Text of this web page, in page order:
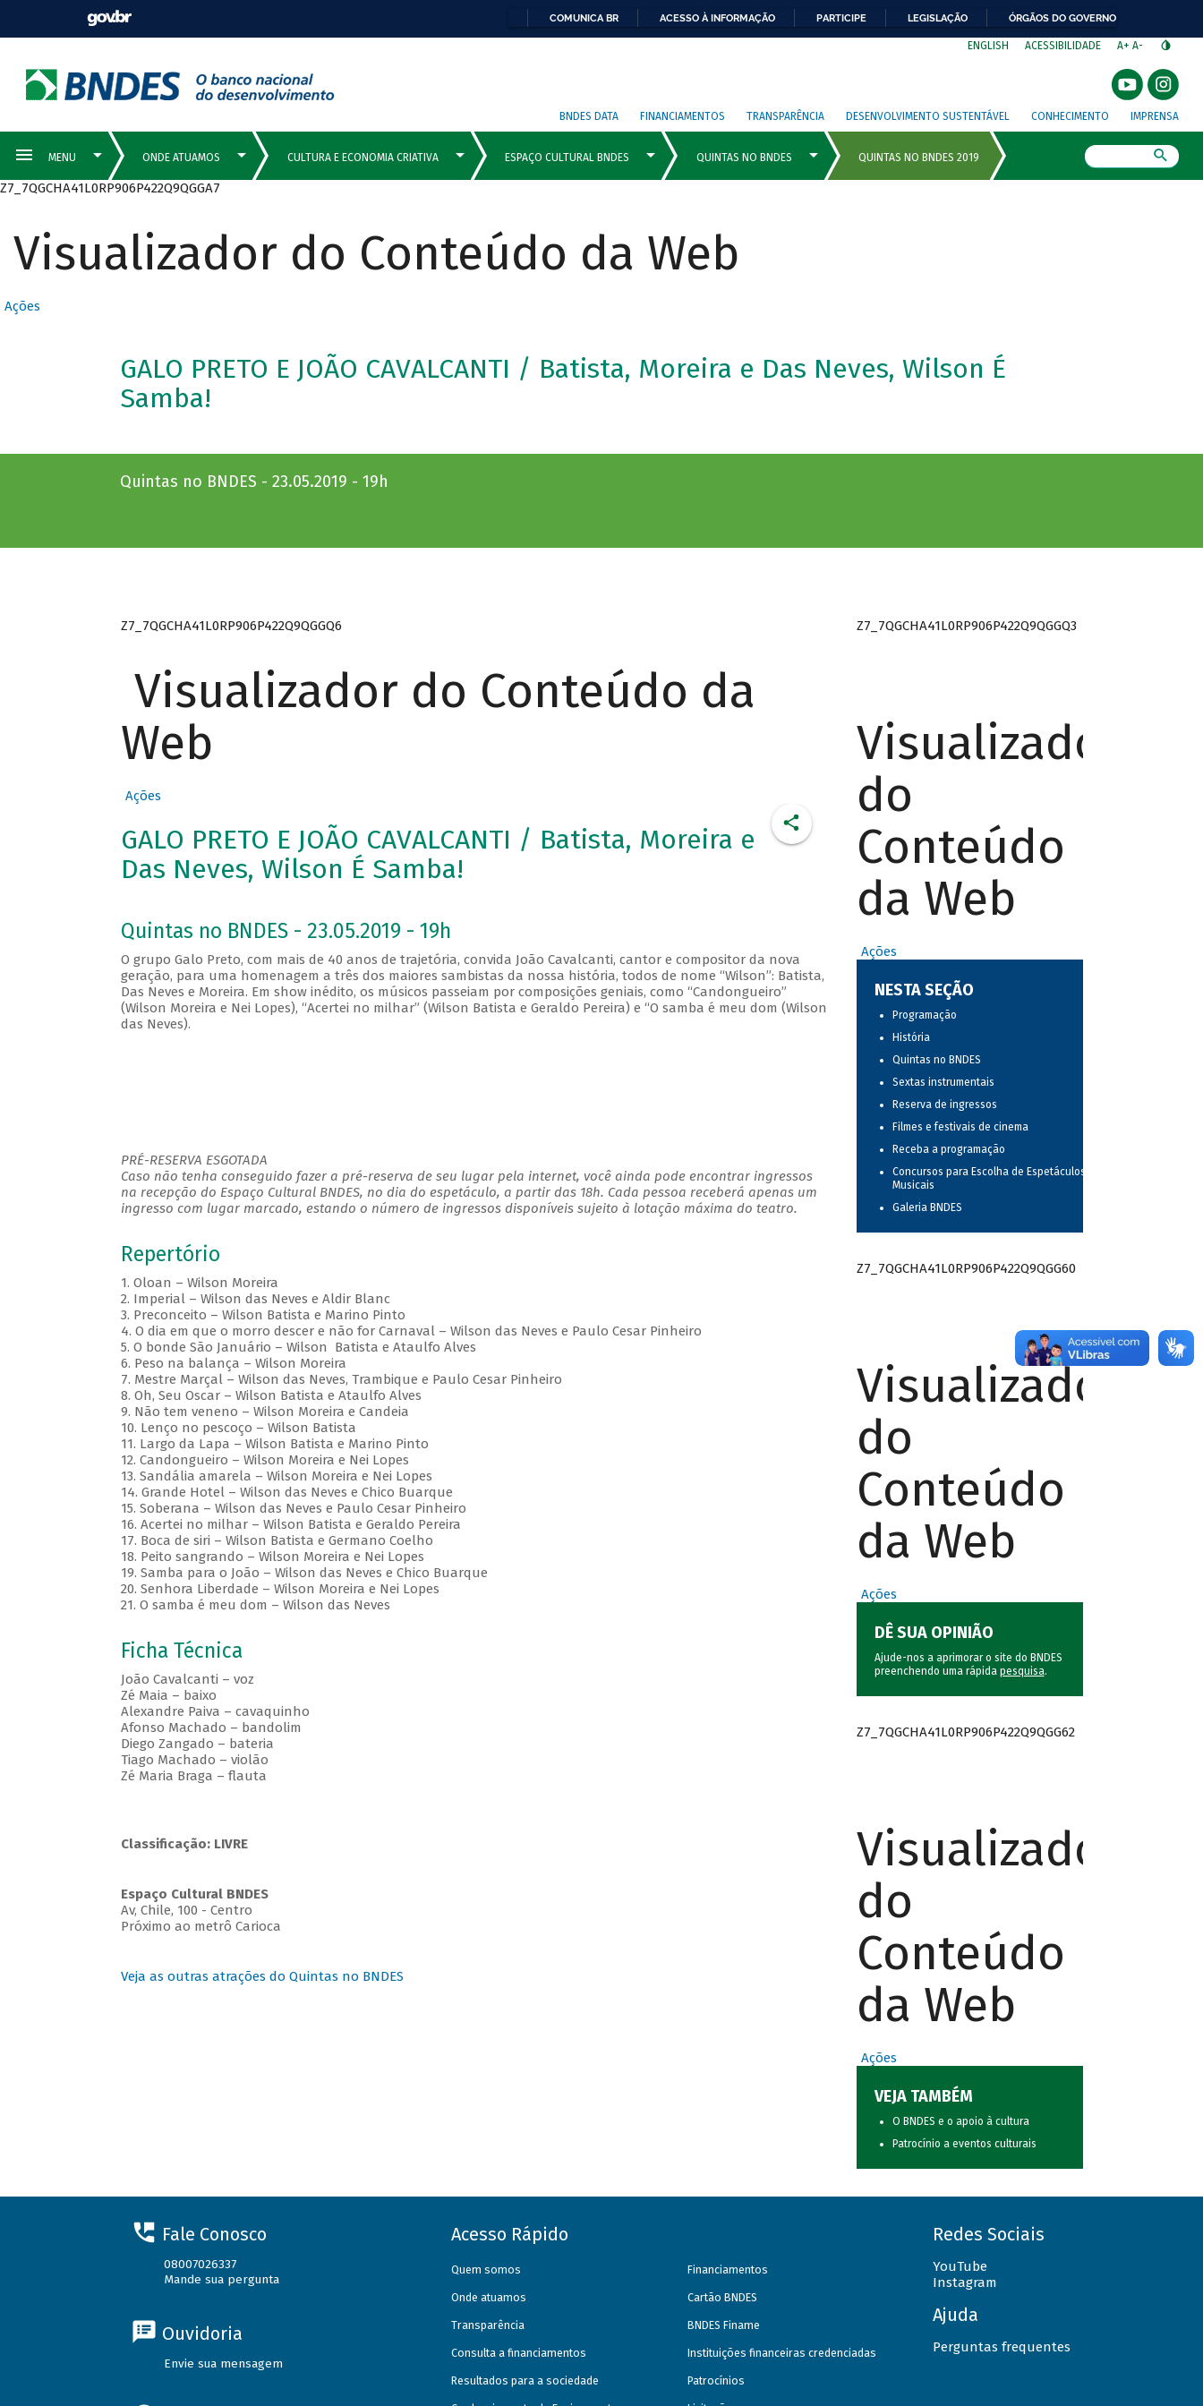
COMUNICA BR ACESSO À INFORMAÇÃO PARTICIPE LEGISLAÇÃO ÓRGÃOS DO GOVERNO
ENGLISH ACESSIBILIDADE A+ A-
BNDES DATA FINANCIAMENTOS TRANSPARÊNCIA DESENVOLVIMENTO SUSTENTÁVEL CONHECIMENTO IMPRENSA
Z7_7QGCHA41L0RP906P422Q9QGGA7
Visualizador do Conteúdo da Web
Ações
GALO PRETO E JOÃO CAVALCANTI / Batista, Moreira e Das Neves, Wilson É
Samba!
Quintas no BNDES - 23.05.2019 - 19h
Z7_7QGCHA41L0RP906P422Q9QGGQ6
Visualizador do Conteúdo da
Web
Ações
GALO PRETO E JOÃO CAVALCANTI / Batista, Moreira e
Das Neves, Wilson É Samba!
Quintas no BNDES - 23.05.2019 - 19h
O grupo Galo Preto, com mais de 40 anos de trajetória, convida João Cavalcanti, cantor e compositor da nova
geração, para uma homenagem a três dos maiores sambistas da nossa história, todos de nome “Wilson”: Batista,
Das Neves e Moreira. Em show inédito, os músicos passeiam por composições geniais, como “Candongueiro”
(Wilson Moreira e Nei Lopes), “Acertei no milhar” (Wilson Batista e Geraldo Pereira) e “O samba é meu dom (Wilson
das Neves).
PRÉ-RESERVA ESGOTADA
Caso não tenha conseguido fazer a pré-reserva de seu lugar pela internet, você ainda pode encontrar ingressos
na recepção do Espaço Cultural BNDES, no dia do espetáculo, a partir das 18h. Cada pessoa receberá apenas um
ingresso com lugar marcado, estando o número de ingressos disponíveis sujeito à lotação máxima do teatro.
Repertório
1. Oloan – Wilson Moreira
2. Imperial – Wilson das Neves e Aldir Blanc
3. Preconceito – Wilson Batista e Marino Pinto
4. O dia em que o morro descer e não for Carnaval – Wilson das Neves e Paulo Cesar Pinheiro
5. O bonde São Januário – Wilson Batista e Ataulfo Alves
6. Peso na balança – Wilson Moreira
7. Mestre Marçal – Wilson das Neves, Trambique e Paulo Cesar Pinheiro
8. Oh, Seu Oscar – Wilson Batista e Ataulfo Alves
9. Não tem veneno – Wilson Moreira e Candeia
10. Lenço no pescoço – Wilson Batista
11. Largo da Lapa – Wilson Batista e Marino Pinto
12. Candongueiro – Wilson Moreira e Nei Lopes
13. Sandália amarela – Wilson Moreira e Nei Lopes
14. Grande Hotel – Wilson das Neves e Chico Buarque
15. Soberana – Wilson das Neves e Paulo Cesar Pinheiro
16. Acertei no milhar – Wilson Batista e Geraldo Pereira
17. Boca de siri – Wilson Batista e Germano Coelho
18. Peito sangrando – Wilson Moreira e Nei Lopes
19. Samba para o João – Wilson das Neves e Chico Buarque
20. Senhora Liberdade – Wilson Moreira e Nei Lopes
21. O samba é meu dom – Wilson das Neves
Ficha Técnica
João Cavalcanti – voz
Zé Maia – baixo
Alexandre Paiva – cavaquinho
Afonso Machado – bandolim
Diego Zangado – bateria
Tiago Machado – violão
Zé Maria Braga – flauta
Classificação: LIVRE
Espaço Cultural BNDES
Av, Chile, 100 - Centro
Próximo ao metrô Carioca
Veja as outras atrações do Quintas no BNDES
Z7_7QGCHA41L0RP906P422Q9QGGQ3
Visualizador
do
Conteúdo
da Web
Ações
NESTA SEÇÃO
Programação
História
Quintas no BNDES
Sextas instrumentais
Reserva de ingressos
Filmes e festivais de cinema
Receba a programação
Concursos para Escolha de Espetáculos
Musicais
Galeria BNDES
Z7_7QGCHA41L0RP906P422Q9QGG60
Visualizador
do
Conteúdo
da Web
Ações
DÊ SUA OPINIÃO
Ajude-nos a aprimorar o site do BNDES
preenchendo uma rápida pesquisa.
Z7_7QGCHA41L0RP906P422Q9QGG62
Visualizador
do
Conteúdo
da Web
Ações
VEJA TAMBÉM
O BNDES e o apoio à cultura
Patrocínio a eventos culturais
Fale Conosco
08007026337
Mande sua pergunta
Ouvidoria
Envie sua mensagem
Acesso Rápido
Quem somos
Onde atuamos
Transparência
Consulta a financiamentos
Resultados para a sociedade
Financiamentos
Cartão BNDES
BNDES Finame
Instituições financeiras credenciadas
Patrocínios
Redes Sociais
YouTube
Instagram
Ajuda
Perguntas frequentes